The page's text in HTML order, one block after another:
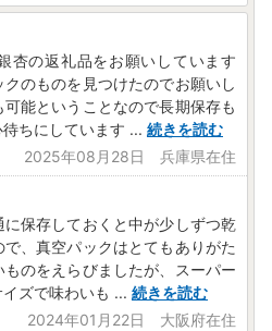
杏の返礼品をお願いしています
のものを見つけたのでお願いし
能ということなので長期保存も
ちにしています ... 続きを読む
2025年08月28日 兵庫県在住
保存しておくと中が少しずつ乾
、真空パックはとてもありがた
のをえらびましたが、スーパー
ズで味わいも ... 続きを読む
2024年01月22日 大阪府在住